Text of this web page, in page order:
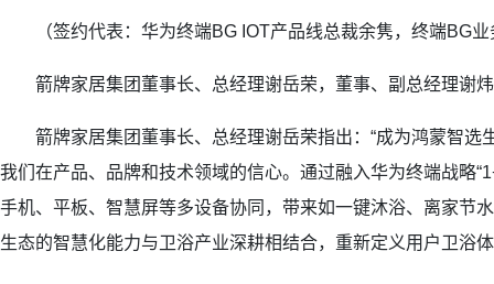
（签约代表：华为终端BG IOT产品线总裁余隽，终端BG业
箭牌家居集团董事长、总经理谢岳荣，董事、副总经理谢
箭牌家居集团董事长、总经理谢岳荣指出：“成为鸿蒙智选
我们在产品、品牌和技术领域的信心。通过融入华为终端战略
手机、平板、智慧屏等多设备协同，带来如一键沐浴、离家节
生态的智慧化能力与卫浴产业深耕相结合，重新定义用户卫浴体